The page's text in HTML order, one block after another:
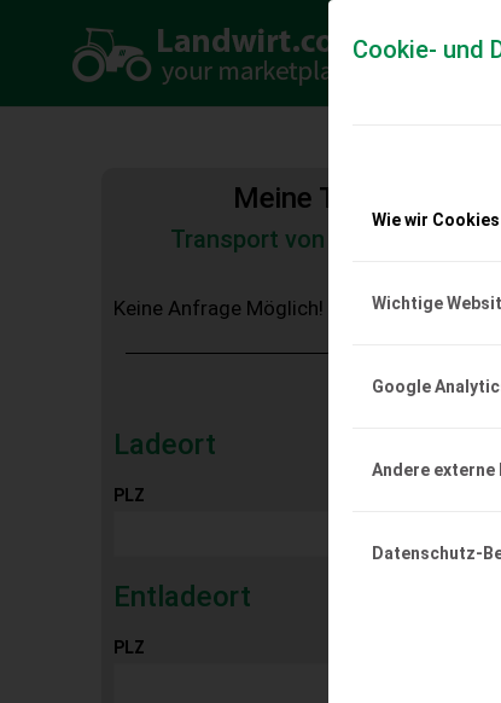
Cookie- und
Wie wir
Wichtige
Google
Andere externe
Datenschutz-
Meine
Transport von Land- und
Keine Anfrage Möglich!
Ladeort
PLZ
Entladeort
PLZ